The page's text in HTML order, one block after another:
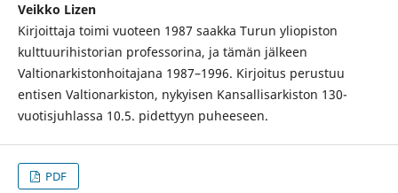
Veikko Lizen
Kirjoittaja toimi vuoteen 1987 saakka Turun yliopiston
kulttuurihistorian professorina, ja tämän jälkeen
Valtionarkistonhoitajana 1987–1996. Kirjoitus perustuu
entisen Valtionarkiston, nykyisen Kansallisarkiston 130-
vuotisjuhlassa 10.5. pidettyyn puheeseen.
PDF